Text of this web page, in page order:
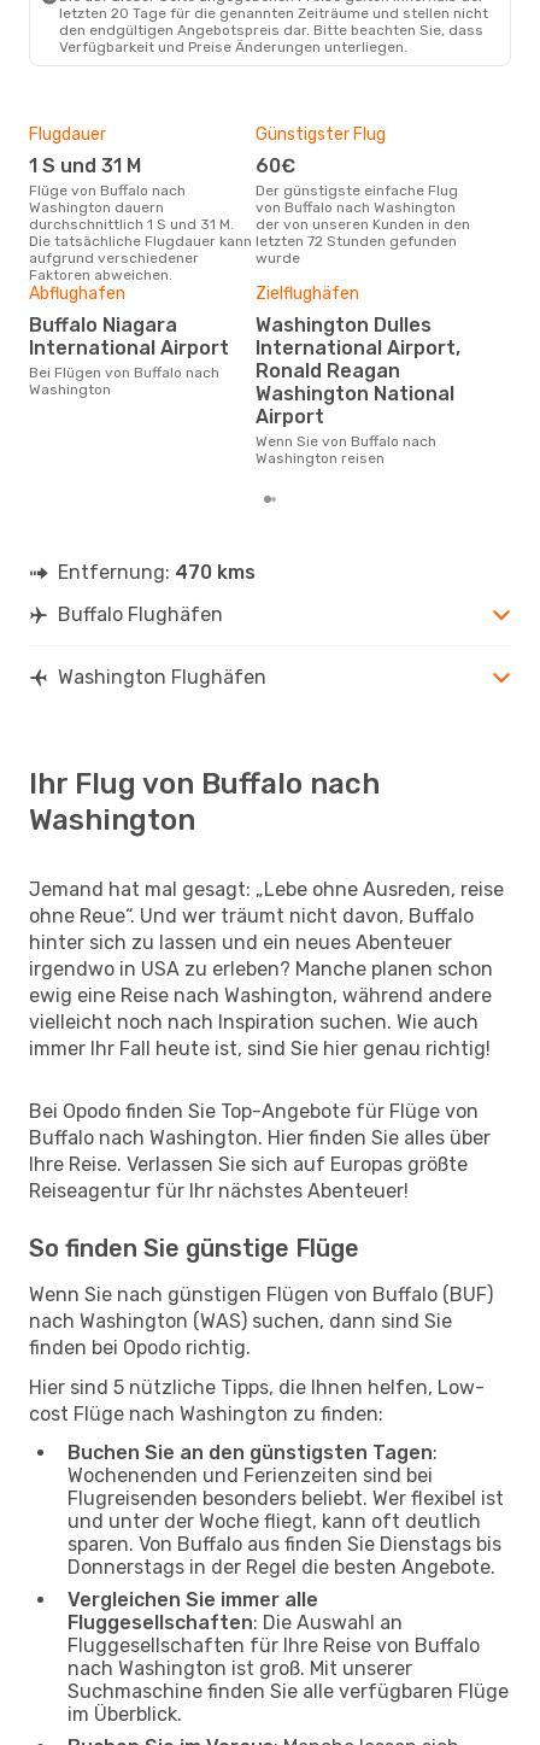
letzten 20 Tage für die genannten Zeiträume und stellen nicht
den endgültigen Angebotspreis dar. Bitte beachten Sie, dass
Verfügbarkeit und Preise Änderungen unterliegen.
Flugdauer
1 S und 31 M
Flüge von Buffalo nach
Washington dauern
durchschnittlich 1 S und 31 M.
Die tatsächliche Flugdauer kann
aufgrund verschiedener
Faktoren abweichen.
Günstigster Flug
60€
Der günstigste einfache Flug
von Buffalo nach Washington
der von unseren Kunden in den
letzten 72 Stunden gefunden
wurde
Abflughafen
Buffalo Niagara
International Airport
Bei Flügen von Buffalo nach
Washington
Zielflughäfen
Washington Dulles
International Airport,
Ronald Reagan
Washington National
Airport
Wenn Sie von Buffalo nach
Washington reisen
Entfernung: 470 kms
Buffalo Flughäfen
Washington Flughäfen
Ihr Flug von Buffalo nach
Washington
Jemand hat mal gesagt: „Lebe ohne Ausreden, reise
ohne Reue“. Und wer träumt nicht davon, Buffalo
hinter sich zu lassen und ein neues Abenteuer
irgendwo in USA zu erleben? Manche planen schon
ewig eine Reise nach Washington, während andere
vielleicht noch nach Inspiration suchen. Wie auch
immer Ihr Fall heute ist, sind Sie hier genau richtig!
Bei Opodo finden Sie Top-Angebote für Flüge von
Buffalo nach Washington. Hier finden Sie alles über
Ihre Reise. Verlassen Sie sich auf Europas größte
Reiseagentur für Ihr nächstes Abenteuer!
So finden Sie günstige Flüge
Wenn Sie nach günstigen Flügen von Buffalo (BUF)
nach Washington (WAS) suchen, dann sind Sie
finden bei Opodo richtig.
Hier sind 5 nützliche Tipps, die Ihnen helfen, Low-
cost Flüge nach Washington zu finden:
Buchen Sie an den günstigsten Tagen:
Wochenenden und Ferienzeiten sind bei
Flugreisenden besonders beliebt. Wer flexibel ist
und unter der Woche fliegt, kann oft deutlich
sparen. Von Buffalo aus finden Sie Dienstags bis
Donnerstags in der Regel die besten Angebote.
Vergleichen Sie immer alle
Fluggesellschaften: Die Auswahl an
Fluggesellschaften für Ihre Reise von Buffalo
nach Washington ist groß. Mit unserer
Suchmaschine finden Sie alle verfügbaren Flüge
im Überblick.